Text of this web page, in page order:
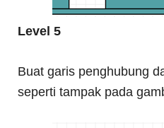
Level 5
Buat garis penghubung
seperti tampak pada